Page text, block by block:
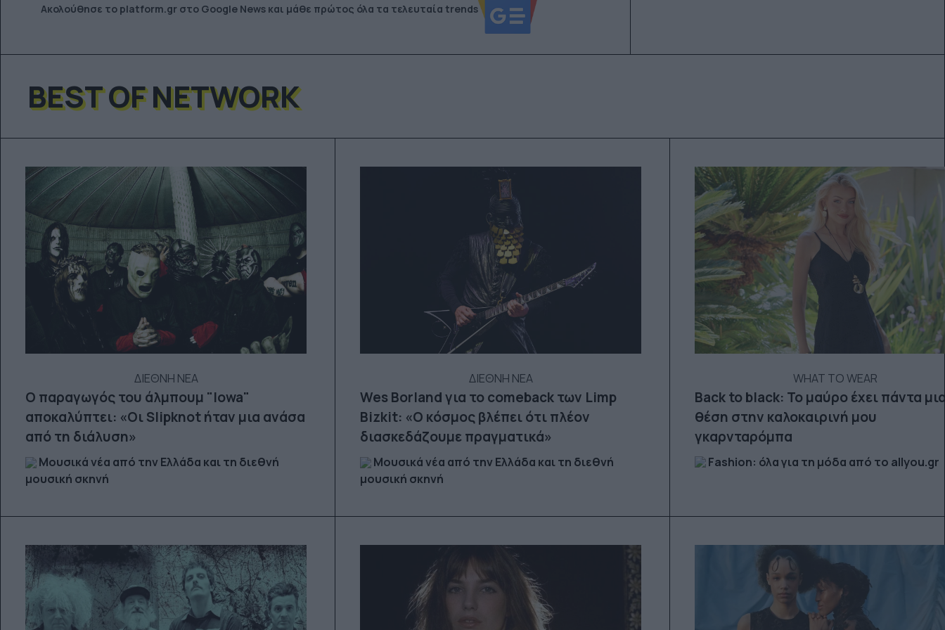
Ακολούθησε το platform.gr στο Google News και μάθε πρώτος όλα τα τελευταία trends
BEST OF NETWORK
ΔΙΕΘΝΗ ΝΕΑ
Ο παραγωγός του άλμπουμ "Iowa"
αποκαλύπτει: «Οι Slipknot ήταν μια ανάσα
από τη διάλυση»
Μουσικά νέα από την Ελλάδα και τη διεθνή
μουσική σκηνή
ΔΙΕΘΝΗ ΝΕΑ
Wes Borland για το comeback των Limp
Bizkit: «Ο κόσμος βλέπει ότι πλέον
διασκεδάζουμε πραγματικά»
Μουσικά νέα από την Ελλάδα και τη διεθνή
μουσική σκηνή
WHAT TO WEAR
Back to black: Το μαύρο έχει πάντα
θέση στην καλοκαιρινή μου
γκαρνταρόμπα
Fashion: όλα για τη μόδα από το allyou.gr